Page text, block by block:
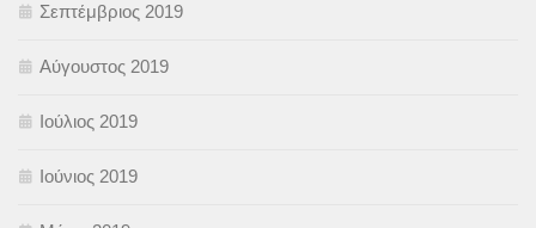
Σεπτέμβριος 2019
Αύγουστος 2019
Ιούλιος 2019
Ιούνιος 2019